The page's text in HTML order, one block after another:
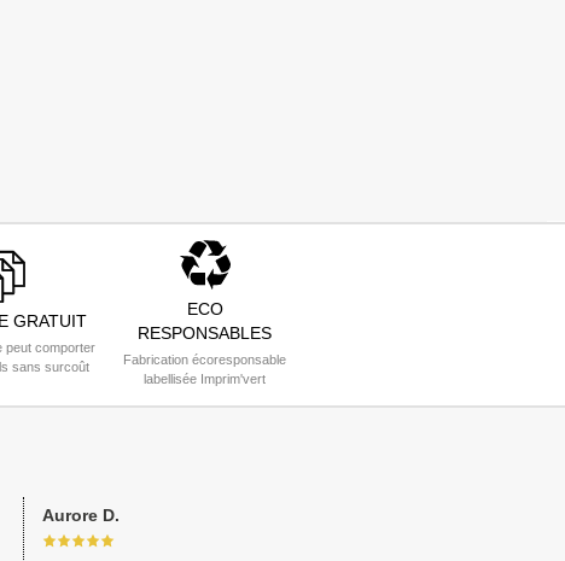
GRATUIT
peut comporter
sans surcoût
ECO
RESPONSABLES
Fabrication écoresponsable
labellisée Imprim'vert
Aurore D.